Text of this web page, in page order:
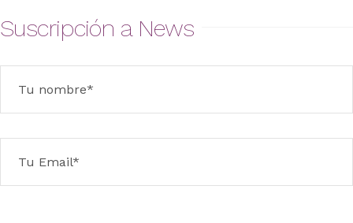
Suscripción a News